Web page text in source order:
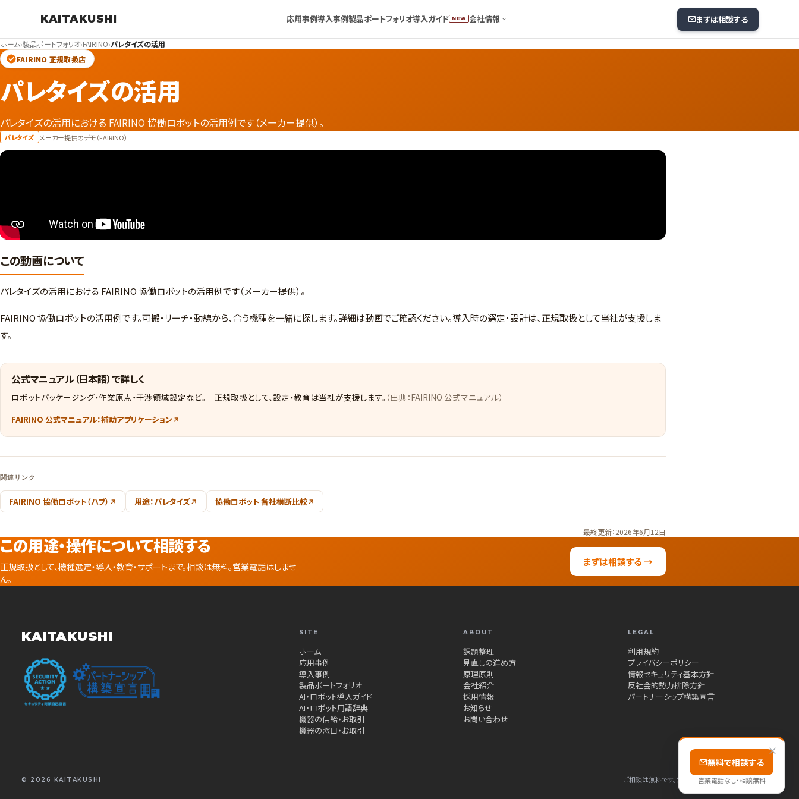
KAITAKUSHI 応用事例導入事例製品ポートフォリオ導入ガイド NEW 会社情報 まずは相談する
ホーム›製品ポートフォリオ›FAIRINO›パレタイズの活用
FAIRINO 正規取扱店
パレタイズの活用
パレタイズの活用における FAIRINO 協働ロボットの活用例です（メーカー提供）。
パレタイズ メーカー提供のデモ（FAIRINO）
この動画について
パレタイズの活用における FAIRINO 協働ロボットの活用例です（メーカー提供）。
FAIRINO 協働ロボットの活用例です。可搬・リーチ・動線から、合う機種を一緒に探します。詳細は動画でご確認ください。導入時の選定・設計は、正規取扱として当社が支援しま
す。
公式マニュアル（日本語）で詳しく
ロボットパッケージング・作業原点・干渉領域設定など。 正規取扱として、設定・教育は当社が支援します。 （出典：FAIRINO 公式マニュアル）
FAIRINO 公式マニュアル：補助アプリケーション
関連リンク
FAIRINO 協働ロボット（ハブ） 用途：パレタイズ 協働ロボット 各社横断比較
最終更新：2026年6月12日
この用途・操作について相談する
正規取扱として、機種選定・導入・教育・サポートまで。相談は無料。営業電話はしませ
ん。
まずは相談する →
KAITAKUSHI SITE
ホーム
応用事例
導入事例
製品ポートフォリオ
AI・ロボット導入ガイド
AI・ロボット用語辞典
機器の供給・お取引
機器の窓口・お取引
ABOUT
課題整理
見直しの進め方
原理原則
会社紹介
採用情報
お知らせ
お問い合わせ
LEGAL
利用規約
プライバシーポリシー
情報セキュリティ基本方針
反社会的勢力排除方針
パートナーシップ構築宣言
© 2026 KAITAKUSHI ご相談は無料です。営業電話はしません、秘密厳守です。
×
無料で相談する
営業電話なし・相談無料